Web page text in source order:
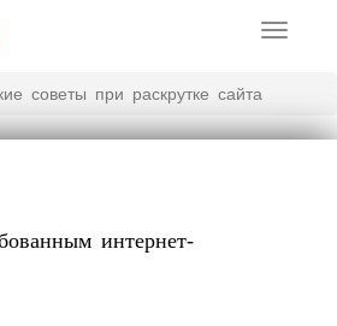
Toggle
советы при раскрутке сайта
интернет-